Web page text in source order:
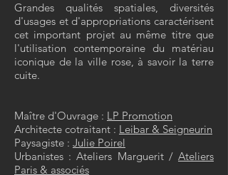
Grandes qualités spatiales, diversités
d'usages et d'appropriations caractérisent
cet important projet au même titre que
l'utilisation contemporaine du matériau
iconique de la ville rose, à savoir la terre
cuite.
Maître d'Ouvrage : LP Promotion
Architecte cotraitant : Leibar & Seigneurin
Paysagiste : Julie Poirel
Urbanistes : Ateliers Marguerit / Ateliers
Paris & associés